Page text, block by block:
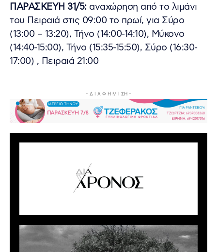
ΠΑΡΑΣΚΕΥΗ 31/5:αναχώρηση από το λιμάνι
του Πειραιά στις 09:00 το πρωί, για Σύρο
(13:00 – 13:20), Τήνο (14:00-14:10), Μύκονο
(14:40-15:00), Τήνο (15:35-15:50), Σύρο (16:30-
17:00) , Πειραιά 21:00
- Δ Ι Α Φ Η Μ Ι ΣΗ -